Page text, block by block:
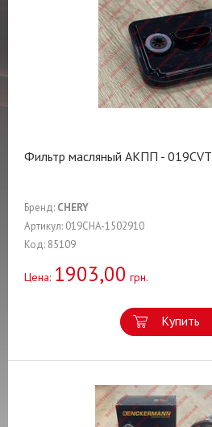
Фильтр масляный АКПП - 019CVT
Бренд: CHERY
Артикул: 019CHA-1502910
Код: 85109
Цена: 1903,00 грн.
Купить